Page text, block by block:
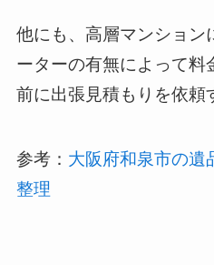
他にも、高層マンション
ーターの有無によって料
前に出張見積もりを依頼
参考： 大阪府和泉市の遺
整理